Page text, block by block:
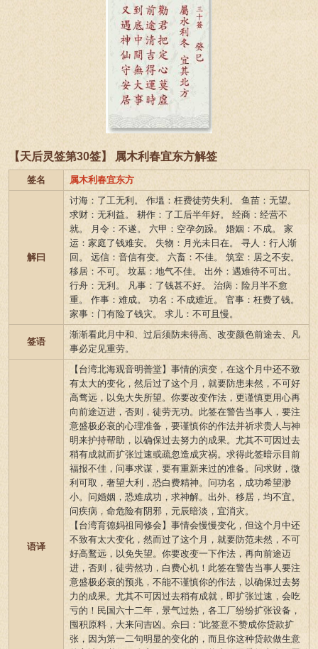
【天后灵签第30签】 属木利春宜东方解签
签名 属木利春宜东方
解曰
讨海：了工无利。 作塭：枉费徒劳失利。 鱼苗：无望。
求财：无利益。 耕作：了工后半年好。 经商：经营不
就。 月令：不遂。 六甲：空孕勿躁。 婚姻：不成。 家
运：家庭了钱难安。 失物：月光未日在。 寻人：行人渐
回。 远信：音信有变。 六畜：不佳。 筑室：居之不安。
移居：不可。 坟墓：地气不佳。 出外：遇难待不可出。
行舟：无利。 凡事：了钱甚不好。 治病：险月半不愈
重。 作事：难成。 功名：不成难近。 官事：枉费了钱。
家事：门有险了钱灾。 求儿：不可且慢。
签语
渐渐看此月中和、过后须防未得高、改变颜色前途去、凡
事必定见重劳。
语译
【台湾北海观音明善堂】事情的演变，在这个月中还不致
有太大的变化，然后过了这个月，就要防患未然，不可好
高骛远，以免大失所望。你要改变作法，更谨慎更用心再
向前途迈进，否则，徒劳无功。此签在警告当事人，要注
意盛极必衰的心理准备，要谨慎你的作法并祈求贵人与神
明来护持帮助，以确保过去努力的成果。尤其不可因过去
稍有成就而扩张过速或疏忽造成灾祸。求得此签暗示目前
福报不佳，问事求谋，要有重新来过的准备。问求财，微
利可取，奢望大利，恐白费精神。问功名，成功希望渺
小。问婚姻，恐难成功，求神解。出外、移居，均不宜。
问疾病，命危险有阴邪，元辰暗淡，宜消灾。
【台湾育德妈祖同修会】事情会慢慢变化，但这个月中还
不致有太大变化，然而过了这个月，就要防范未然，不可
好高鹜远，以免失望。你要改变一下作法，再向前途迈
进，否则，徒劳然功，白费心机！此签在警告当事人要注
意盛极必衰的预兆，不能不谨慎你的作法，以确保过去努
力的成果。尤其不可因过去稍有成就，即扩张过速，会吃
亏的！民国六十二年，景气过热，各工厂纷纷扩张设备，
囤积原料，大来问吉凶。佘曰：“此签意不赞成你贷款扩
张，因为第一二句明显的变化的，而且你这种贷款做生意